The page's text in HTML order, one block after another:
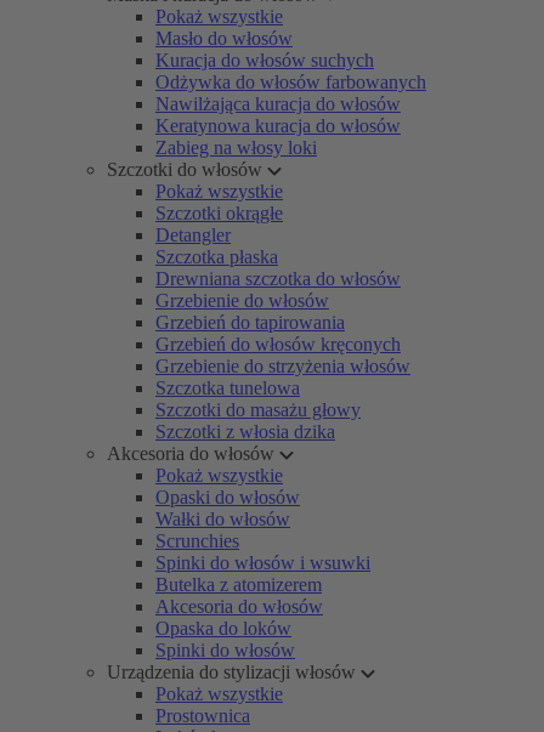
Pokaż wszystkie
Masło do włosów
Kuracja do włosów suchych
Odżywka do włosów farbowanych
Nawilżająca kuracja do włosów
Keratynowa kuracja do włosów
Zabieg na włosy loki
Szczotki do włosów
Pokaż wszystkie
Szczotki okrągłe
Detangler
Szczotka płaska
Drewniana szczotka do włosów
Grzebienie do włosów
Grzebień do tapirowania
Grzebień do włosów kręconych
Grzebienie do strzyżenia włosów
Szczotka tunelowa
Szczotki do masażu głowy
Szczotki z włosia dzika
Akcesoria do włosów
Pokaż wszystkie
Opaski do włosów
Wałki do włosów
Scrunchies
Spinki do włosów i wsuwki
Butelka z atomizerem
Akcesoria do włosów
Opaska do loków
Spinki do włosów
Urządzenia do stylizacji włosów
Pokaż wszystkie
Prostownica